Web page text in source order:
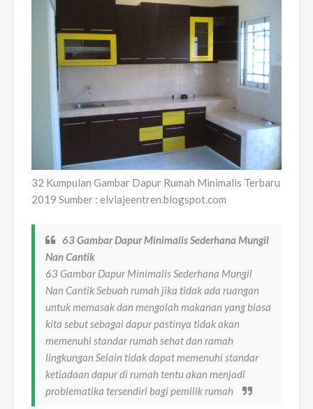
32 Kumpulan Gambar Dapur Rumah Minimalis Terbaru
2019 Sumber : elviajeentren.blogspot.com
63 Gambar Dapur Minimalis Sederhana Mungil
Nan Cantik
63 Gambar Dapur Minimalis Sederhana Mungil
Nan Cantik Sebuah rumah jika tidak ada ruangan
untuk memasak dan mengolah makanan yang biasa
kita sebut sebagai dapur pastinya tidak akan
memenuhi standar rumah sehat dan ramah
lingkungan Selain tidak dapat memenuhi standar
ketiadaan dapur di rumah tentu akan menjadi
problematika tersendiri bagi pemilik rumah